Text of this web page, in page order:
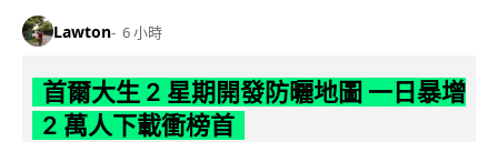
Lawton 6 小時
首爾大生 2 星期開發防曬地圖 一日暴增
2 萬人下載衝榜首